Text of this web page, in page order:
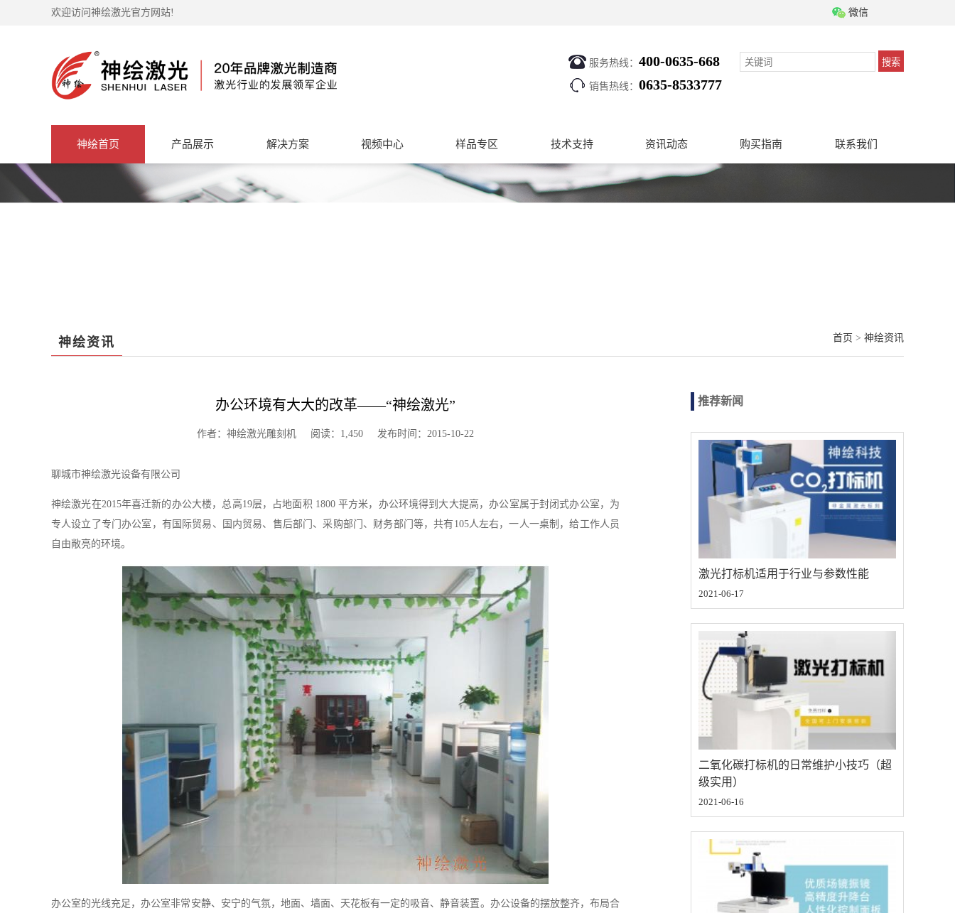
欢迎访问神绘激光官方网站! 微信
服务热线： 400-0635-668
销售热线： 0635-8533777
搜索
神绘首页 产品展示 解决方案 视频中心 样品专区 技术支持 资讯动态 购买指南 联系我们
神绘资讯 首页 > 神绘资讯
办公环境有大大的改革——“神绘激光”
作者：神绘激光雕刻机 阅读：1,450 发布时间：2015-10-22
聊城市神绘激光设备有限公司
神绘激光在2015年喜迁新的办公大楼，总高19层，占地面积 1800 平方米，办公环境得到大大提高，办公室属于封闭式办公室，为
专人设立了专门办公室，有国际贸易、国内贸易、售后部门、采购部门、财务部门等，共有105人左右，一人一桌制，给工作人员
自由敞亮的环境。
办公室的光线充足，办公室非常安静、安宁的气氛，地面、墙面、天花板有一定的吸音、静音装置。办公设备的摆放整齐，布局合
推荐新闻
激光打标机适用于行业与参数性能
2021-06-17
二氧化碳打标机的日常维护小技巧（超
级实用）
2021-06-16